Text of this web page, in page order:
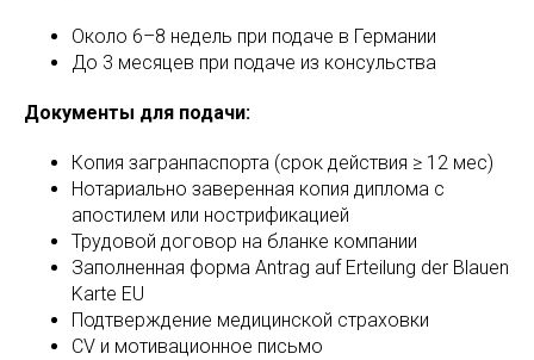
Около 6–8 недель при подаче в Германии
До 3 месяцев при подаче из консульства
Документы для подачи:
Копия загранпаспорта (срок действия ≥ 12 мес)
Нотариально заверенная копия диплома с
апостилем или нострификацией
Трудовой договор на бланке компании
Заполненная форма Antrag auf Erteilung der Blauen
Karte EU
Подтверждение медицинской страховки
CV и мотивационное письмо